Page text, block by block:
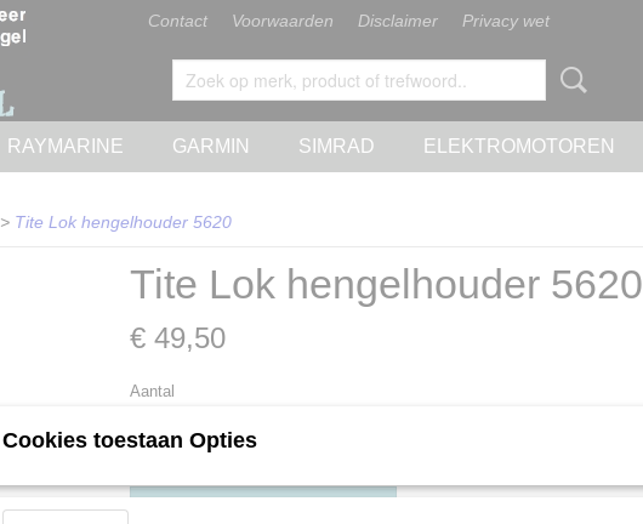
Contact Voorwaarden Disclaimer Privacy wet
RAYMARINE GARMIN SIMRAD ELEKTROMOTOREN
> Tite Lok hengelhouder 5620
Tite Lok hengelhouder 5620
€ 49,50
Aantal
Cookies toestaan Opties